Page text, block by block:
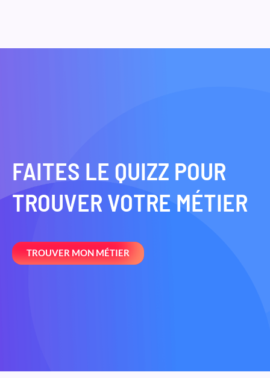
FAITES LE QUIZZ POUR
TROUVER VOTRE MÉTIER
TROUVER MON MÉTIER